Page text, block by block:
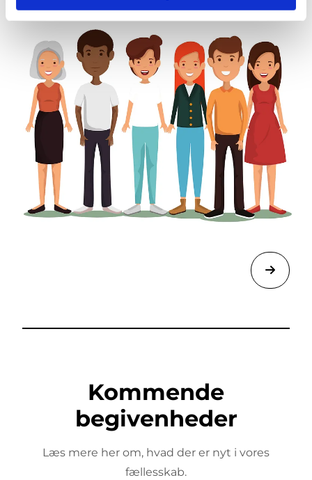
Kommende
begivenheder
Læs mere her om, hvad der er nyt i vores
fællesskab.